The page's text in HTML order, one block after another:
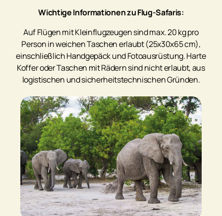
Wichtige Informationen zu Flug-Safaris:
Auf Flügen mit Kleinflugzeugen sind max. 20 kg pro
Person in weichen Taschen erlaubt (25x30x65 cm),
einschließlich Handgepäck und Fotoausrüstung. Harte
Koffer oder Taschen mit Rädern sind nicht erlaubt, aus
logistischen und sicherheitstechnischen Gründen.